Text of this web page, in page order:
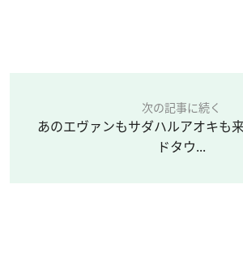
次の記事に続く
あのエヴァンもサダハルアオキも
ドタウ...